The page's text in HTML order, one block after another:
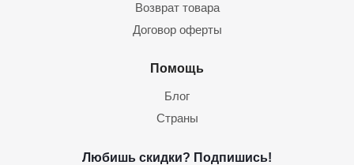
Возврат товара
Договор оферты
Помощь
Блог
Страны
Любишь скидки? Подпишись!